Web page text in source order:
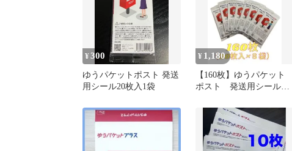
¥300
ゆうパケットポスト 発送
用シール20枚入1袋
¥ 1,180
【160枚】ゆうパケット
ポスト 発送用シール